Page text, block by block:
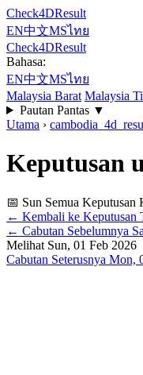
Check4DResult
EN中文MSไทย
Check4DResult
Bahasa:
EN中文MSไทย
Malaysia Barat Malaysia
Pautan Pantas ▼
Utama ›
Keputusan
📅 Sun Semua Keputusan
← Kembali ke Keputusan
← Cabutan Sebelumnya
Melihat Sun, 01 Feb 2026
Cabutan Seterusnya Mon,